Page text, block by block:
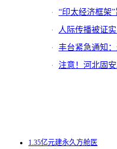
“印太经济框架
人际传播被证
花”吗？
丰台紧急通知
动报告
注意！河北固
1.35亿元建永久方舱医